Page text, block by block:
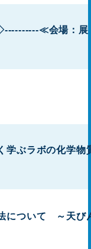
≪会場：展
学ぶラボの化学物
について ～天び